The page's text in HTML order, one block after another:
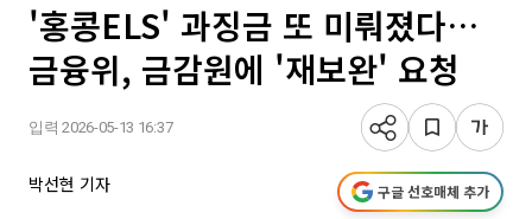
'홍콩ELS' 과징금 또 미뤄졌다…
금융위, 금감원에 '재보완' 요청
입력 2026-05-13 16:37
박선현 기자 구글 선호매체 추가